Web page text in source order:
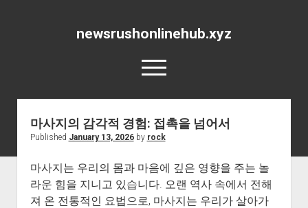
newsrushonlinehub.xyz
open
menu
마사지의 감각적 경험: 접촉을 넘어서
Published January 13, 2026by rock
마사지는 우리의 몸과 마음에 깊은 영향을 주는 놀
라운 힘을 지니고 있습니다. 오랜 역사 속에서 전해
져 온 전통적인 요법으로, 마사지는 우리가 살아가